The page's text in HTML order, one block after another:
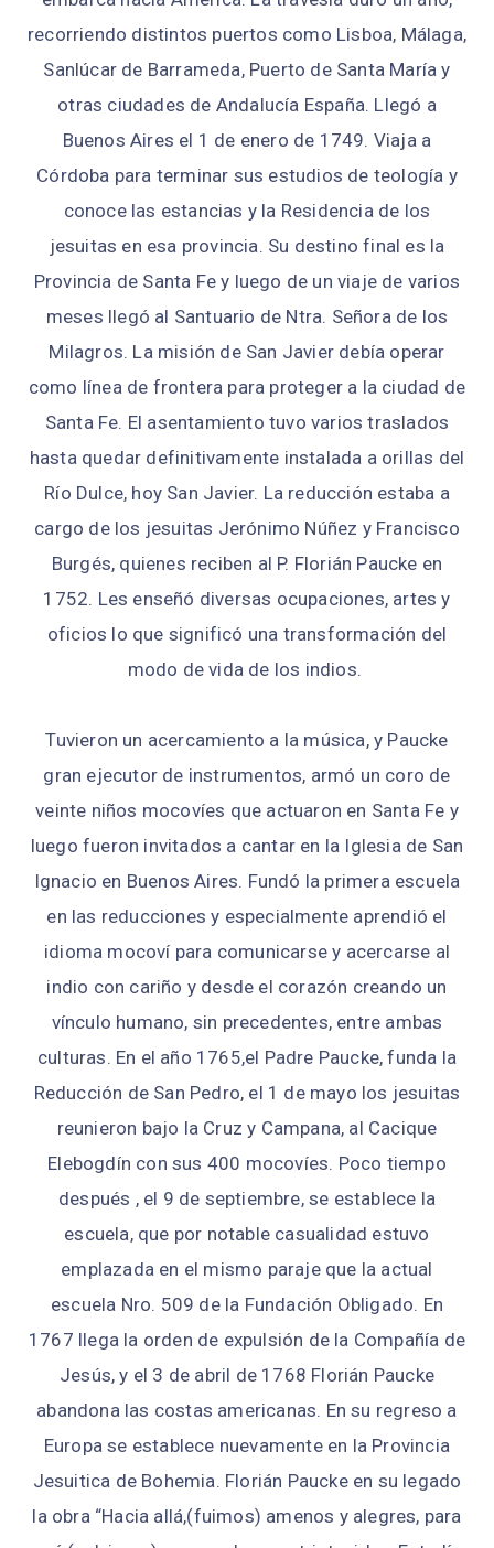
recorriendo distintos puertos como Lisboa, Málaga,
Sanlúcar de Barrameda, Puerto de Santa María y
otras ciudades de Andalucía España. Llegó a
Buenos Aires el 1 de enero de 1749. Viaja a
Córdoba para terminar sus estudios de teología y
conoce las estancias y la Residencia de los
jesuitas en esa provincia. Su destino final es la
Provincia de Santa Fe y luego de un viaje de varios
meses llegó al Santuario de Ntra. Señora de los
Milagros. La misión de San Javier debía operar
como línea de frontera para proteger a la ciudad de
Santa Fe. El asentamiento tuvo varios traslados
hasta quedar definitivamente instalada a orillas del
Río Dulce, hoy San Javier. La reducción estaba a
cargo de los jesuitas Jerónimo Núñez y Francisco
Burgés, quienes reciben al P. Florián Paucke en
1752. Les enseñó diversas ocupaciones, artes y
oficios lo que significó una transformación del
modo de vida de los indios.
Tuvieron un acercamiento a la música, y Paucke
gran ejecutor de instrumentos, armó un coro de
veinte niños mocovíes que actuaron en Santa Fe y
luego fueron invitados a cantar en la Iglesia de San
Ignacio en Buenos Aires. Fundó la primera escuela
en las reducciones y especialmente aprendió el
idioma mocoví para comunicarse y acercarse al
indio con cariño y desde el corazón creando un
vínculo humano, sin precedentes, entre ambas
culturas. En el año 1765,el Padre Paucke, funda la
Reducción de San Pedro, el 1 de mayo los jesuitas
reunieron bajo la Cruz y Campana, al Cacique
Elebogdín con sus 400 mocovíes. Poco tiempo
después , el 9 de septiembre, se establece la
escuela, que por notable casualidad estuvo
emplazada en el mismo paraje que la actual
escuela Nro. 509 de la Fundación Obligado. En
1767 llega la orden de expulsión de la Compañía de
Jesús, y el 3 de abril de 1768 Florián Paucke
abandona las costas americanas. En su regreso a
Europa se establece nuevamente en la Provincia
Jesuitica de Bohemia. Florián Paucke en su legado
la obra “Hacia allá,(fuimos) amenos y alegres, para